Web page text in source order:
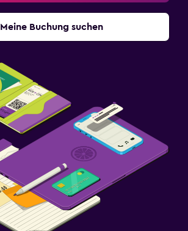
Meine Buchung suchen